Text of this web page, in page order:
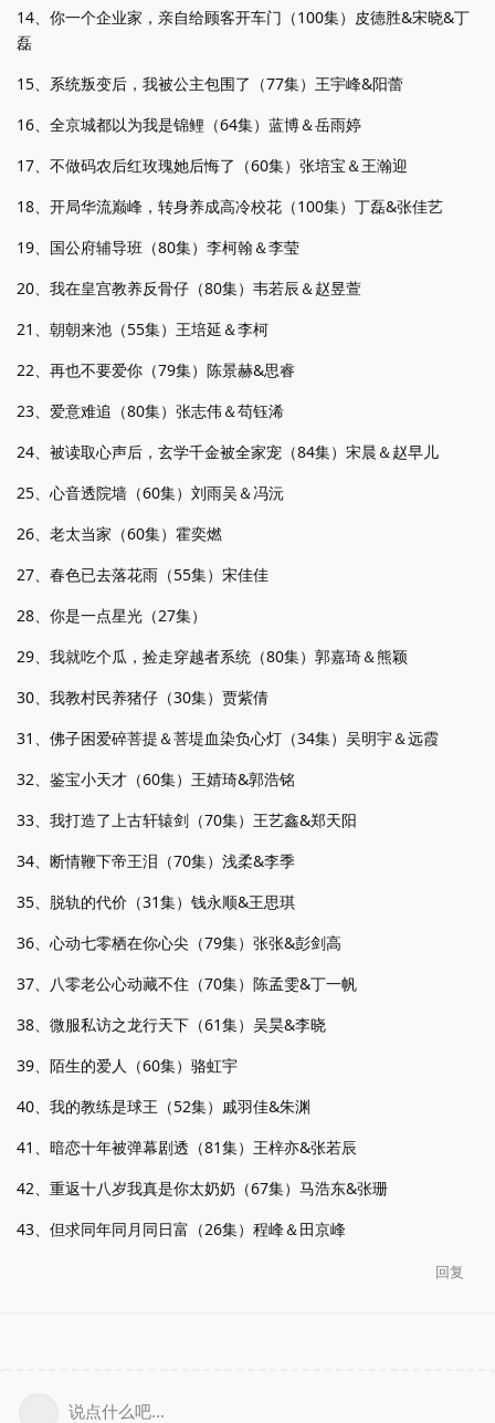
14、你一个企业家，亲自给顾客开车门（100集）皮德胜&宋晓&丁
磊
15、系统叛变后，我被公主包围了（77集）王宇峰&阳蕾
16、全京城都以为我是锦鲤（64集）蓝博＆岳雨婷
17、不做码农后红玫瑰她后悔了（60集）张培宝＆王瀚迎
18、开局华流巅峰，转身养成高冷校花（100集）丁磊&张佳艺
19、国公府辅导班（80集）李柯翰＆李莹
20、我在皇宫教养反骨仔（80集）韦若辰＆赵昱萱
21、朝朝来池（55集）王培延＆李柯
22、再也不要爱你（79集）陈景赫&思睿
23、爱意难追（80集）张志伟＆苟钰浠
24、被读取心声后，玄学千金被全家宠（84集）宋晨＆赵早儿
25、心音透院墙（60集）刘雨吴＆冯沅
26、老太当家（60集）霍奕燃
27、春色已去落花雨（55集）宋佳佳
28、你是一点星光（27集）
29、我就吃个瓜，捡走穿越者系统（80集）郭嘉琦＆熊颖
30、我教村民养猪仔（30集）贾紫倩
31、佛子困爱碎菩提＆菩堤血染负心灯（34集）吴明宇＆远霞
32、鉴宝小天才（60集）王婧琦&郭浩铭
33、我打造了上古轩辕剑（70集）王艺鑫&郑天阳
34、断情鞭下帝王泪（70集）浅柔&李季
35、脱轨的代价（31集）钱永顺&王思琪
36、心动七零栖在你心尖（79集）张张&彭剑高
37、八零老公心动藏不住（70集）陈孟雯&丁一帆
38、微服私访之龙行天下（61集）吴昊&李晓
39、陌生的爱人（60集）骆虹宇
40、我的教练是球王（52集）戚羽佳&朱渊
41、暗恋十年被弹幕剧透（81集）王梓亦&张若辰
42、重返十八岁我真是你太奶奶（67集）马浩东&张珊
43、但求同年同月同日富（26集）程峰＆田京峰
回复
说点什么吧...